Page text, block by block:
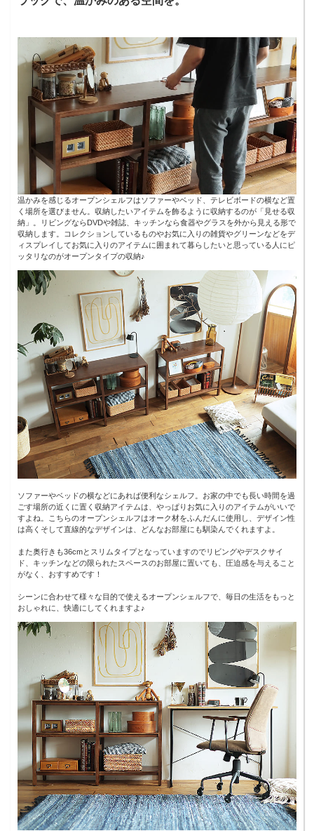
温かみを感じるオープンシェルフはソファーやベッド、テレビボードの横など置
く場所を選びません。収納したいアイテムを飾るように収納するのが「見せる収
納」。リビングならDVDや雑誌、キッチンなら食器やグラスを外から見える形で
収納します。コレクションしているものやお気に入りの雑貨やグリーンなどをデ
ィスプレイしてお気に入りのアイテムに囲まれて暮らしたいと思っている人にピ
ッタリなのがオープンタイプの収納♪
ソファーやベッドの横などにあれば便利なシェルフ。お家の中でも長い時間を過
ごす場所の近くに置く収納アイテムは、やっぱりお気に入りのアイテムがいいで
すよね。こちらのオープンシェルフはオーク材をふんだんに使用し、デザイン性
は高くそして直線的なデザインは、どんなお部屋にも馴染んでくれますよ。
また奥行きも36cmとスリムタイプとなっていますのでリビングやデスクサイ
ド、キッチンなどの限られたスペースのお部屋に置いても、圧迫感を与えること
がなく、おすすめです！
シーンに合わせて様々な目的で使えるオープンシェルフで、毎日の生活をもっと
おしゃれに、快適にしてくれますよ♪